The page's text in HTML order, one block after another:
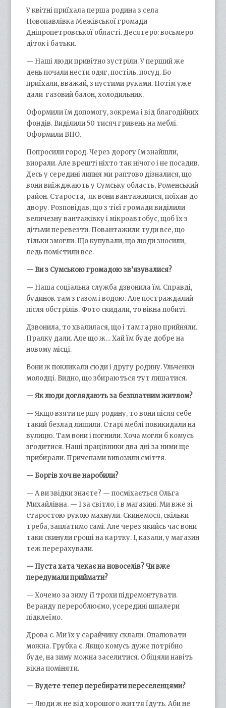
У квітні приїхала перша родина з села
Новопавлівка Межівської громади
Дніпропетровської області. Десятеро: восьмеро
діток і батьки.
— Наші люди привітно зустріли. У перший же
день почали нести одяг, постіль, посуд. Бо
приїхали, вважай, з пустими руками. Потім уже
дали газовий балон, холодильник.
Оформили їм допомогу, зокрема і від благодійних
фондів. Виділили 50 тисяч гривень на меблі.
Оформили ВПО.
Попросили город. Через дорогу їм знайшли,
виорали. Але врешті ніхто так нічого і не посадив.
Десь у середині липня ми раптово дізналися, що
вони виїжджають у Сумську область, Роменський
район. Староста, як вони вантажилися, поїхав до
двору. Розповідав, що з тієї громади виділили
величезну вантажівку і мікроавтобус, щоб їх з
дітьми перевезти. Повантажили туди все, що
тільки змогли. Що купували, що люди зносили,
ледь помістили все.
— Ви з Сумською громадою зв’язувалися?
— Наша соціальна служба дзвонила їм. Справді,
будинок там з газом і водою. Але постраждалий
після обстрілів. Фото скидали, то вікна побиті.
Дзвонила, то хвалилася, що і там гарно прийняли.
Пралку дали. Але що ж… Хай їм буде добре на
новому місці.
Вони ж покликали сюди і другу родину. Ульченки
молодці. Видно, що збираються тут лишатися.
— Як люди доглядають за безплатним житлом?
— Якщо взяти першу родину, то вони після себе
такий безлад лишили. Старі меблі повикидали на
вулицю. Там вони і погнили. Хоча могли б комусь
згодитися. Наші працівники два дні за ними ще
прибирали. Причепами вивозили сміття.
— Боргів хоч не наробили?
— А ви звідки знаєте? — посміхається Ольга
Михайлівна. — І за світло, і в магазині. Ми вже зі
старостою рукою махнули. Скинемося, скільки
треба, заплатимо самі. Але через якийсь час вони
таки скинули гроші на картку. І, казали, у магазин
теж перерахували.
— Пуста хата чекає на новоселів? Чи вже
передумали приймати?
— Хочемо за зиму її трохи підремонтувати.
Веранду перероблюємо, усередині шпалери
підклеїмо.
Дрова є. Ми їх у сарайчику склали. Опалювати
можна. Грубка є. Якщо комусь дуже потрібно
буде, на зиму можна заселитися. Обіцяли навіть
вікна поміняти.
— Будете тепер перебирати переселенцями?
— Люди ж не від хорошого життя їдуть. Аби не